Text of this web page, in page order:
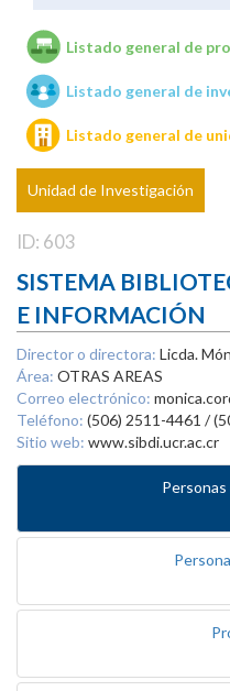
Unidades de
Listado general de
Listado general de
Listado general de
Unidad de Investigación
ID: 603
SISTEMA
E INFORMACIÓN
Director o directora: Licda.
Área: OTRAS AREAS
Correo electrónico:
Teléfono: (506) 2511-4461 /
Sitio web: www.sibdi.ucr.ac.cr